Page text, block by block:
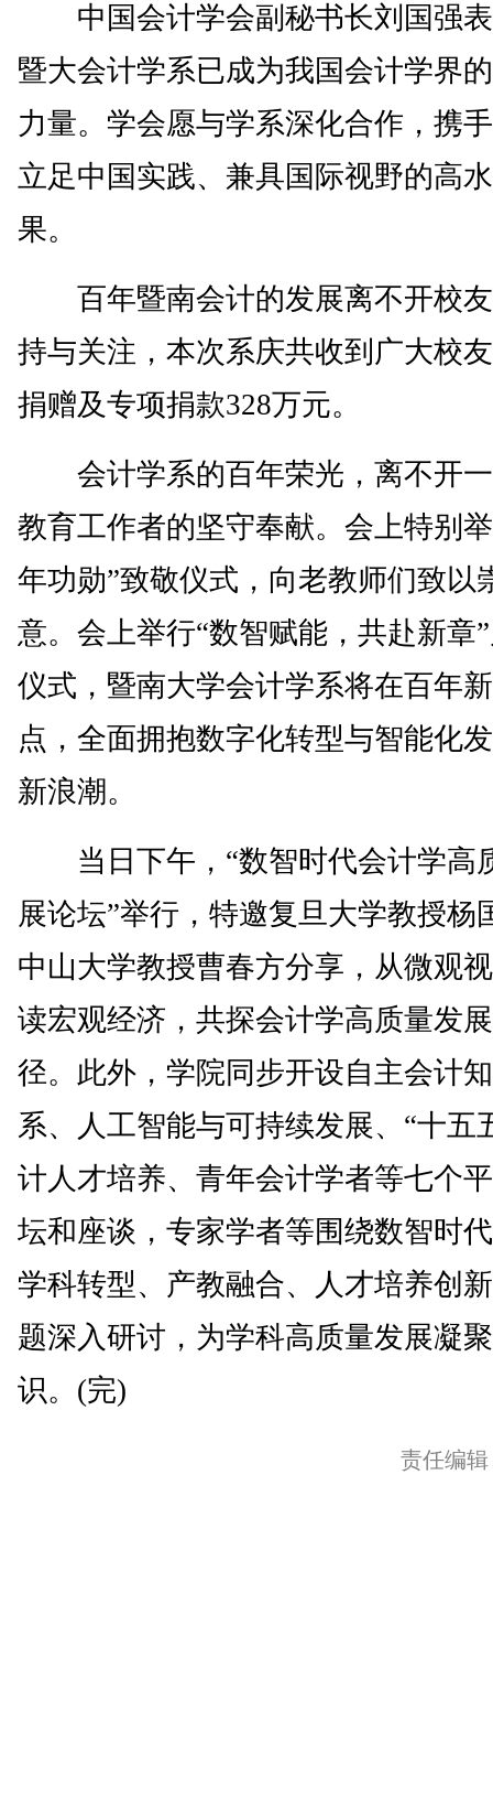
中国会计学会副秘书长刘国强
暨大会计学系已成为我国会计学界
力量。学会愿与学系深化合作，携
立足中国实践、兼具国际视野的高
果。
百年暨南会计的发展离不开校
持与关注，本次系庆共收到广大校
捐赠及专项捐款328万元。
会计学系的百年荣光，离不开
教育工作者的坚守奉献。会上特别
年功勋”致敬仪式，向老教师们致以
意。会上举行“数智赋能，共赴新章
仪式，暨南大学会计学系将在百年
点，全面拥抱数字化转型与智能化
新浪潮。
当日下午，“数智时代会计学高
展论坛”举行，特邀复旦大学教授杨
中山大学教授曹春方分享，从微观
读宏观经济，共探会计学高质量发
径。此外，学院同步开设自主会计
系、人工智能与可持续发展、“十五
计人才培养、青年会计学者等七个
坛和座谈，专家学者等围绕数智时
学科转型、产教融合、人才培养创
题深入研讨，为学科高质量发展凝
识。(完)
责任编